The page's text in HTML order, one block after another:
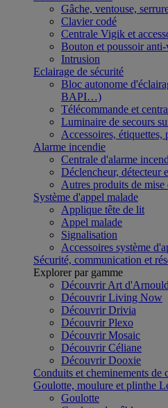
Gâche, ventouse,
Clavier codé
Centrale Vigik et
Bouton et poussoir anti-
Intrusion
Eclairage de sécurité
Bloc autonome
BAPI…)
Télécommande et
Luminaire de secours
Accessoires, étiquettes,
Alarme incendie
Centrale d'alarme
Déclencheur, détecteur
Autres produits de mise
Système d'appel malade
Applique tête de lit
Appel malade
Signalisation
Accessoires système
Sécurité, communication et
Explorer par gamme
Découvrir Art d'Arnould
Découvrir Living Now
Découvrir Drivia
Découvrir Plexo
Découvrir Mosaic
Découvrir Céliane
Découvrir Dooxie
Conduits et cheminements de
Goulotte, moulure et plinthe
Goulotte